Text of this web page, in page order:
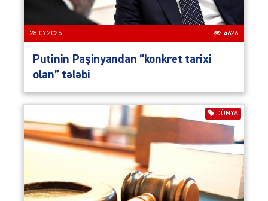
28.07.2026 4626
Putinin Paşinyandan “konkret tarixi
olan” tələbi
DÜNYA